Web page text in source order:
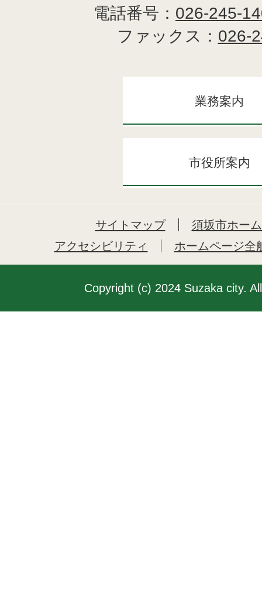
電話番号： 026-245-
ファックス： 026-
業務案内
市役所案内
サイトマップ
須坂市ホー
アクセシビリティ
ホームページ全
Copyright (c) 2024 Suzaka city.